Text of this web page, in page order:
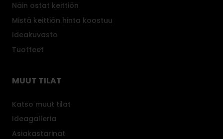
Näin ostat keittiön
Mistä keittiön hinta koostuu
Ideakuvasto
Tuotteet
MUUT TILAT
Katso muut tilat
Ideagalleria
Asiakastarinat